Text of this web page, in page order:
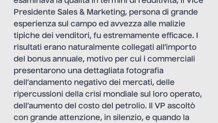
Presidente Sales & Marketing, persona di grande
esperienza sul campo ed avvezza alle malizie
tipiche dei venditori, fu estremamente efficace. I
risultati erano naturalmente collegati all’importo
del bonus annuale, motivo per cui i commerciali
presentarono una dettagliata fotografia
dell’andamento negativo dei mercati, delle
ripercussioni della crisi mondiale sul loro operato,
dell’aumento del costo del petrolio. Il VP ascoltò
con grande attenzione, in silenzio, e quando la